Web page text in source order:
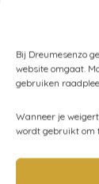
Bij Dreumesenzo
website omgaat.
gebruiken
Wanneer je
wordt gebruikt om
alle kleine,
voetenzakken
zijn door veel
beste-uit-de-